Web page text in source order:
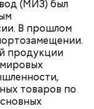
(МИЗ) был
В прошлом
продукции
товаров по
зал, где
в темных и
спектра,
цвет. Это
живым.
воздух
что в здании